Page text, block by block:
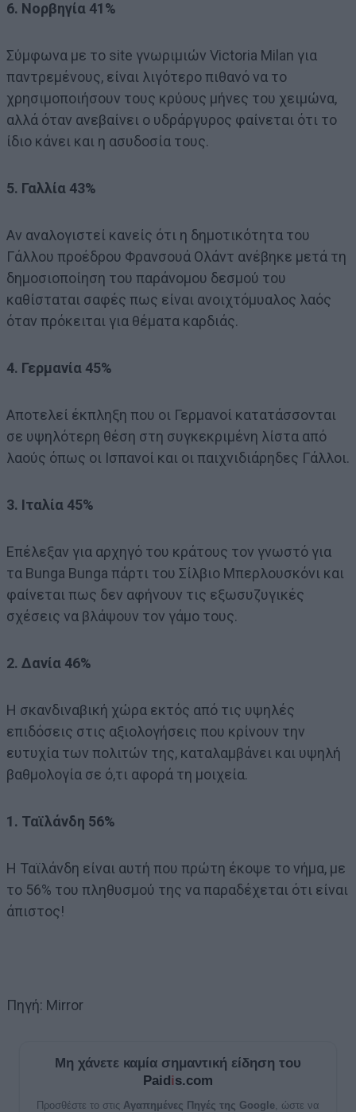
6. Νορβηγία 41%
Σύμφωνα με το site γνωριμιών Victoria Milan για
παντρεμένους, είναι λιγότερο πιθανό να το
χρησιμοποιήσουν τους κρύους μήνες του χειμώνα,
αλλά όταν ανεβαίνει ο υδράργυρος φαίνεται ότι το
ίδιο κάνει και η ασυδοσία τους.
5. Γαλλία 43%
Αν αναλογιστεί κανείς ότι η δημοτικότητα του
Γάλλου προέδρου Φρανσουά Ολάντ ανέβηκε μετά τη
δημοσιοποίηση του παράνομου δεσμού του
καθίσταται σαφές πως είναι ανοιχτόμυαλος λαός
όταν πρόκειται για θέματα καρδιάς.
4. Γερμανία 45%
Αποτελεί έκπληξη που οι Γερμανοί κατατάσσονται
σε υψηλότερη θέση στη συγκεκριμένη λίστα από
λαούς όπως οι Ισπανοί και οι παιχνιδιάρηδες Γάλλοι.
3. Ιταλία 45%
Επέλεξαν για αρχηγό του κράτους τον γνωστό για
τα Bunga Bunga πάρτι του Σίλβιο Μπερλουσκόνι και
φαίνεται πως δεν αφήνουν τις εξωσυζυγικές
σχέσεις να βλάψουν τον γάμο τους.
2. Δανία 46%
Η σκανδιναβική χώρα εκτός από τις υψηλές
επιδόσεις στις αξιολογήσεις που κρίνουν την
ευτυχία των πολιτών της, καταλαμβάνει και υψηλή
βαθμολογία σε ό,τι αφορά τη μοιχεία.
1. Ταϊλάνδη 56%
Η Ταϊλάνδη είναι αυτή που πρώτη έκοψε το νήμα, με
το 56% του πληθυσμού της να παραδέχεται ότι είναι
άπιστος!
Πηγή: Mirror
Μη χάνετε καμία σημαντική είδηση του
Paidis.com
Προσθέστε το στις Αγαπημένες Πηγές της Google , ώστε να